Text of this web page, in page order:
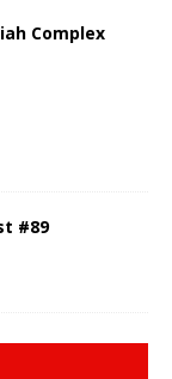
Complex
#89